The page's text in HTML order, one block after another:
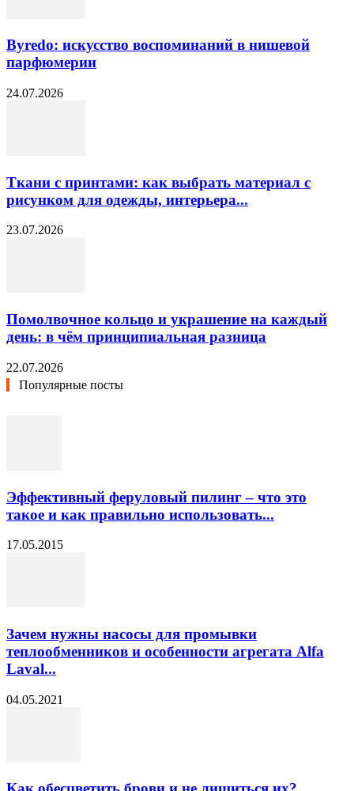
Byredo: искусство воспоминаний в нишевой
парфюмерии
24.07.2026
Ткани с принтами: как выбрать материал с
рисунком для одежды, интерьера...
23.07.2026
Помолвочное кольцо и украшение на каждый
день: в чём принципиальная разница
22.07.2026
Популярные посты
Эффективный феруловый пилинг – что это
такое и как правильно использовать...
17.05.2015
Зачем нужны насосы для промывки
теплообменников и особенности агрегата Alfa
Laval...
04.05.2021